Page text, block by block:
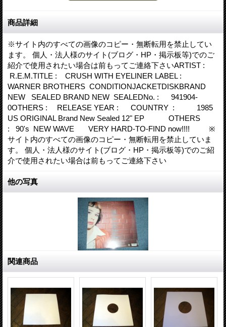
商品詳細
※サイト内のすべての画像のコピー・無断転用を禁止してい
ます。 個人・法人様のサイト(ブログ・HP・掲示板等)でのご
紹介で使用されたい場合は前もってご連絡下さいARTIST :
R.E.M.TITLE : CRUSH WITH EYELINER LABEL :
WARNER BROTHERS CONDITIONJACKETDISKBRAND
NEW SEALED BRAND NEW SEALEDNo. : 941904-
0OTHERS : RELEASE YEAR : COUNTRY : 1985
US ORIGINAL Brand New Sealed 12" EP OTHERS
: 90's NEW WAVE VERY HARD-TO-FIND now!!!! ※
サイト内のすべての画像のコピー・無断転用を禁止していま
す。 個人・法人様のサイト(ブログ・HP・掲示板等)でのご紹
介で使用されたい場合は前もってご連絡下さい
他の写真
関連商品